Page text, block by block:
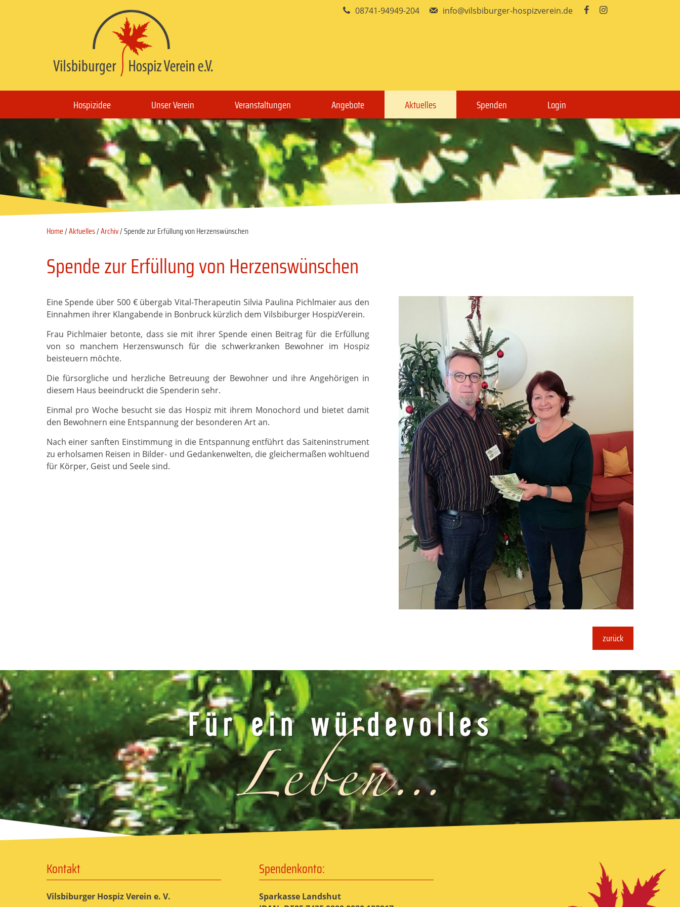
Hospizidee Unser Verein Veranstaltungen Angebote Aktuelles Spenden Login
Home/Aktuelles/Archiv/ Spende zur Erfüllung von Herzenswünschen
Spende zur Erfüllung von Herzenswünschen
Eine Spende über 500 € übergab Vital-Therapeutin Silvia Paulina Pichlmaier aus den
Einnahmen ihrer Klangabende in Bonbruck kürzlich dem Vilsbiburger HospizVerein.
Frau Pichlmaier betonte, dass sie mit ihrer Spende einen Beitrag für die Erfüllung
von so manchem Herzenswunsch für die schwerkranken Bewohner im Hospiz
beisteuern möchte.
Die fürsorgliche und herzliche Betreuung der Bewohner und ihre Angehörigen in
diesem Haus beeindruckt die Spenderin sehr.
Einmal pro Woche besucht sie das Hospiz mit ihrem Monochord und bietet damit
den Bewohnern eine Entspannung der besonderen Art an.
Nach einer sanften Einstimmung in die Entspannung entführt das Saiteninstrument
zu erholsamen Reisen in Bilder- und Gedankenwelten, die gleichermaßen wohltuend
für Körper, Geist und Seele sind.
zurück
Kontakt
Vilsbiburger Hospiz Verein e. V.
08741-94949-204 info@vilsbiburger-hospizverein.de  
Spendenkonto:
Sparkasse Landshut